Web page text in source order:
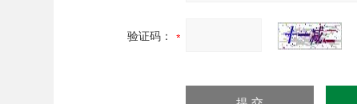
验证码：